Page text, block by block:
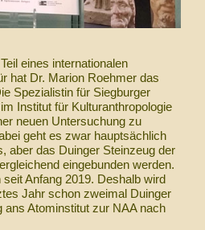
eines internationalen
hat Dr. Marion Roehmer das
Spezialistin für Siegburger
Institut für Kulturanthropologie
neuen Untersuchung zu
geht es zwar hauptsächlich
aber das Duinger Steinzeug der
eingebunden werden.
Anfang 2019. Deshalb wird
Jahr schon zweimal Duinger
Atominstitut zur NAA nach